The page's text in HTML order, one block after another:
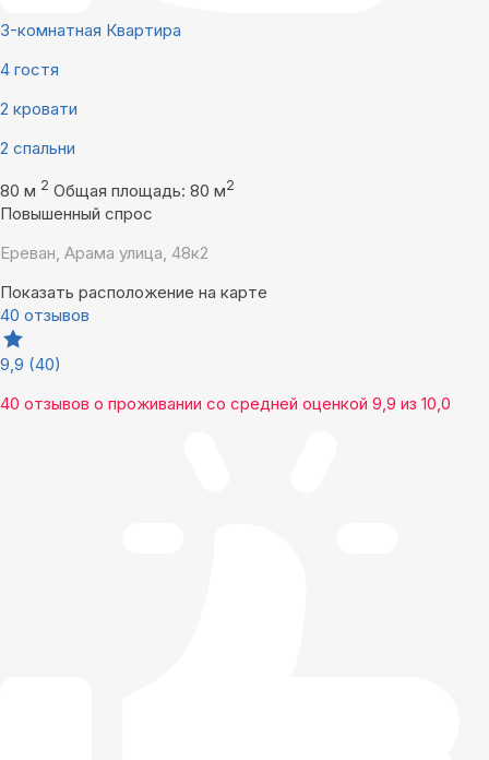
3-комнатная Квартира
4 гостя
2 кровати
2 спальни
80 м 2 Общая площадь: 80 м2
Повышенный спрос
Ереван, Арама улица, 48к2
Показать расположение на карте
40 отзывов
9,9 (40)
40 отзывов о проживании со средней оценкой 9,9 из 10,0